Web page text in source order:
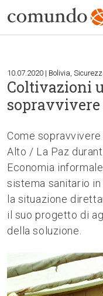
10.07.2020 | Bolivia,
Coltivazioni
sopravvivere
Come
Alto / La Paz
Economia
sistema sanitario
la situazione
il suo progetto di
della soluzione.